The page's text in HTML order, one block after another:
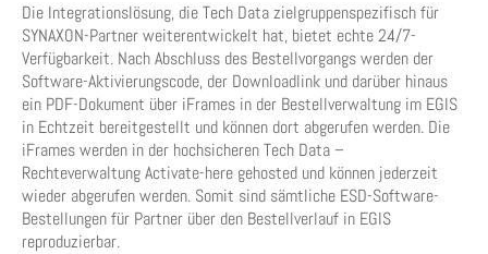
Die Integrationslösung, die Tech Data zielgruppenspezifisch für
SYNAXON-Partner weiterentwickelt hat, bietet echte 24/7-
Verfügbarkeit. Nach Abschluss des Bestellvorgangs werden der
Software-Aktivierungscode, der Downloadlink und darüber hinaus
ein PDF-Dokument über iFrames in der Bestellverwaltung im EGIS
in Echtzeit bereitgestellt und können dort abgerufen werden. Die
iFrames werden in der hochsicheren Tech Data –
Rechteverwaltung Activate-here gehosted und können jederzeit
wieder abgerufen werden. Somit sind sämtliche ESD-Software-
Bestellungen für Partner über den Bestellverlauf in EGIS
reproduzierbar.